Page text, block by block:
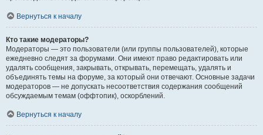
Вернуться к началу
Кто такие модераторы?
Модераторы — это пользователи (или группы пользователей), которые
ежедневно следят за форумами. Они имеют право редактировать или
удалять сообщения, закрывать, открывать, перемещать, удалять и
объединять темы на форуме, за который они отвечают. Основные задачи
модераторов — не допускать несоответствия содержания сообщений
обсуждаемым темам (оффтопик), оскорблений.
Вернуться к началу